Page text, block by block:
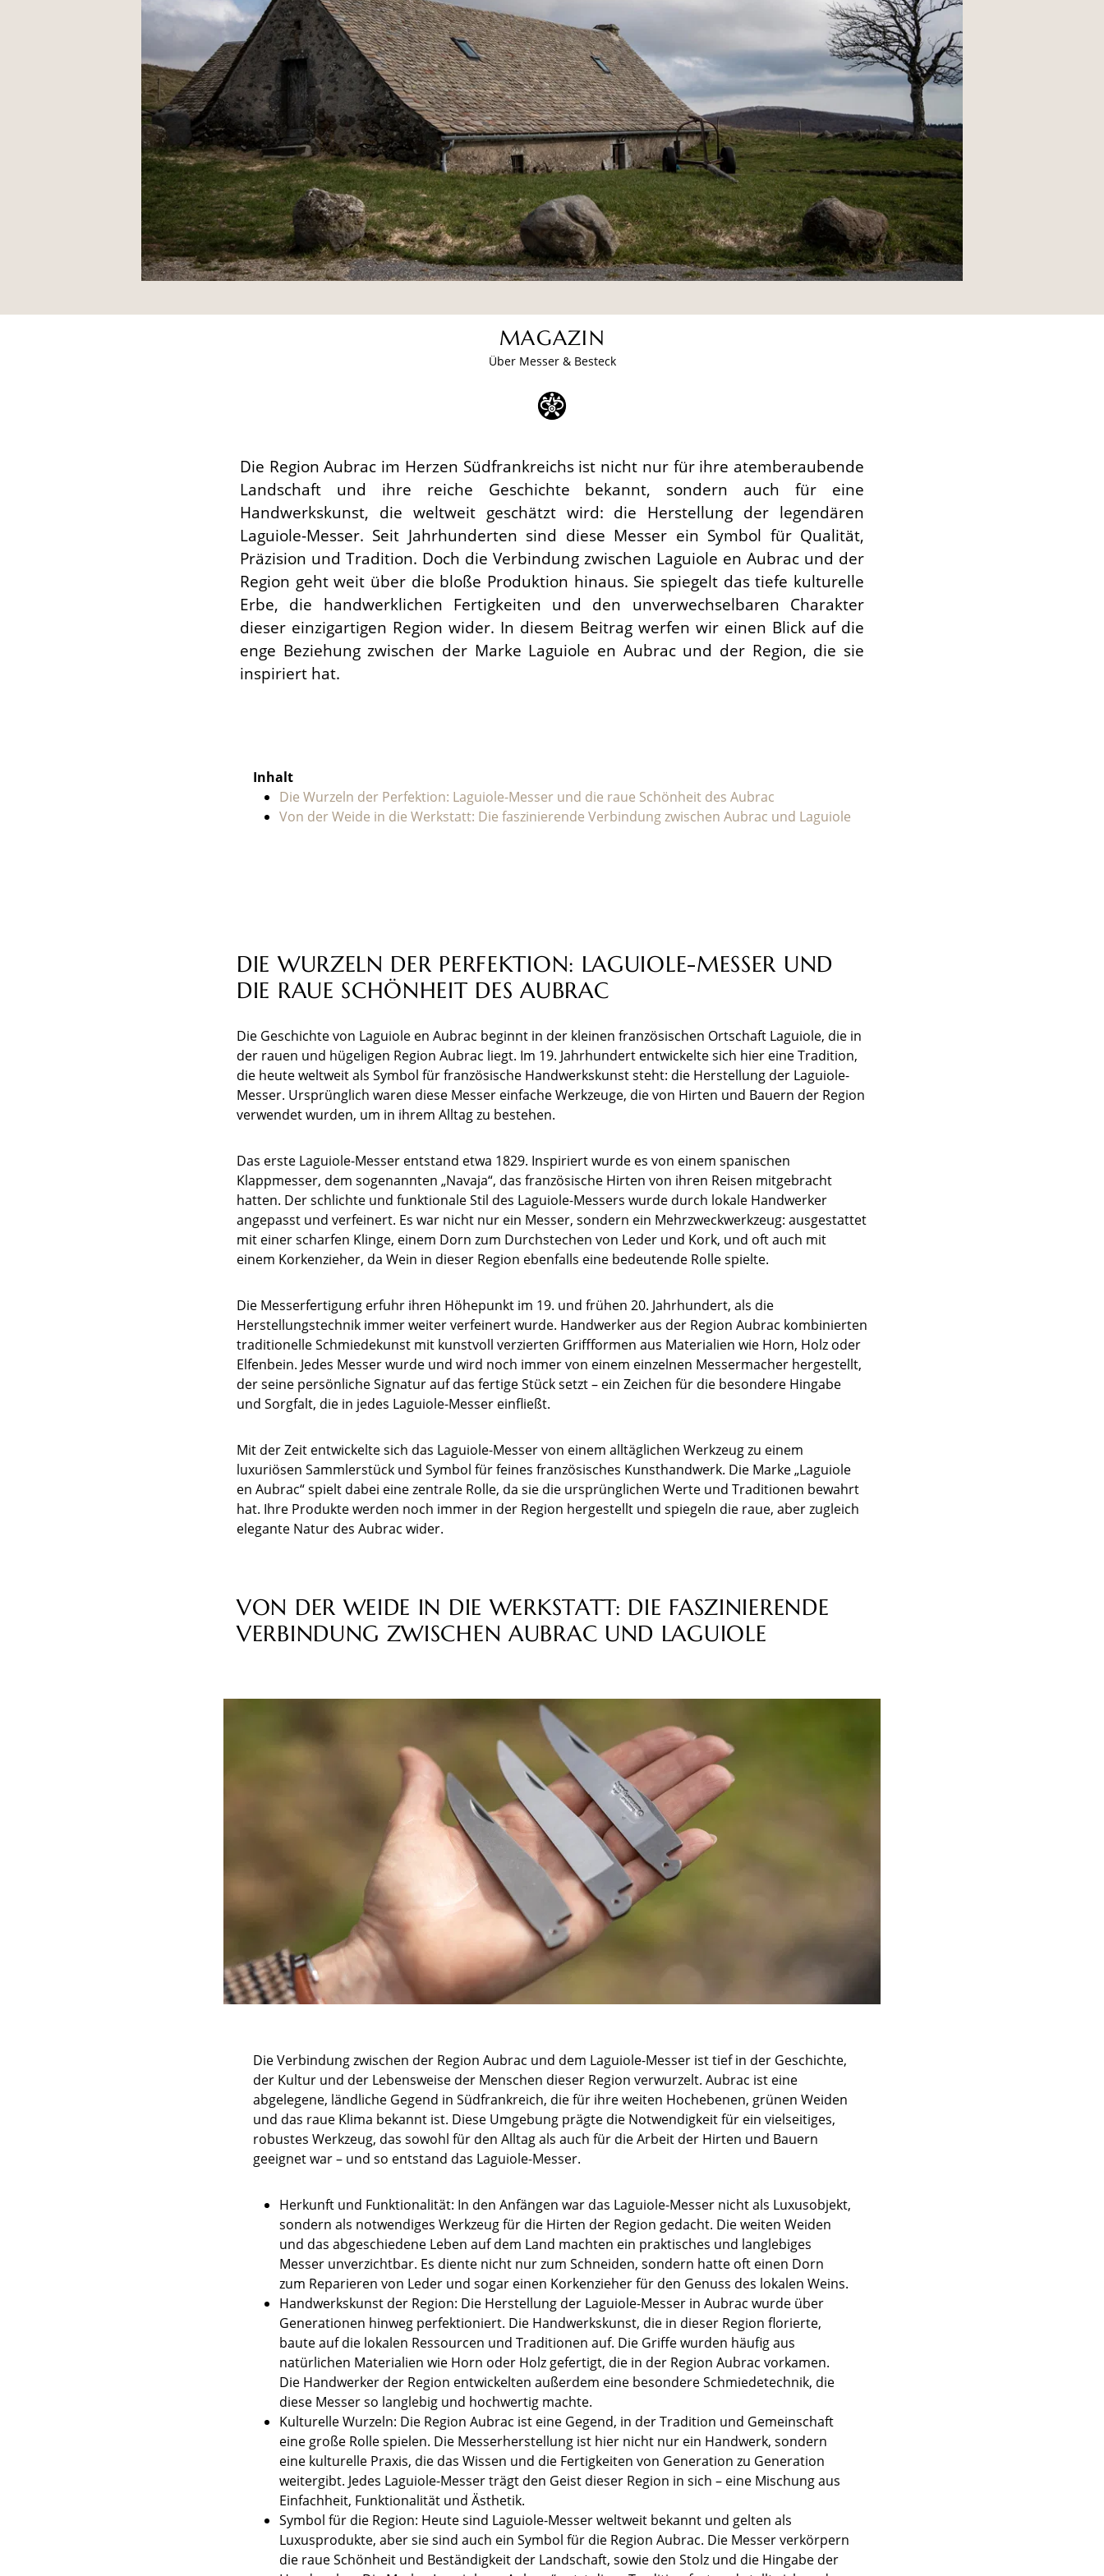
MAGAZIN
Über Messer & Besteck
Die Region Aubrac im Herzen Südfrankreichs ist nicht nur für ihre atemberaubende
Landschaft und ihre reiche Geschichte bekannt, sondern auch für eine
Handwerkskunst, die weltweit geschätzt wird: die Herstellung der legendären
Laguiole-Messer. Seit Jahrhunderten sind diese Messer ein Symbol für Qualität,
Präzision und Tradition. Doch die Verbindung zwischen Laguiole en Aubrac und der
Region geht weit über die bloße Produktion hinaus. Sie spiegelt das tiefe kulturelle
Erbe, die handwerklichen Fertigkeiten und den unverwechselbaren Charakter
dieser einzigartigen Region wider. In diesem Beitrag werfen wir einen Blick auf die
enge Beziehung zwischen der Marke Laguiole en Aubrac und der Region, die sie
inspiriert hat.
Inhalt
Die Wurzeln der Perfektion: Laguiole-Messer und die raue Schönheit des Aubrac
Von der Weide in die Werkstatt: Die faszinierende Verbindung zwischen Aubrac und Laguiole
DIE WURZELN DER PERFEKTION: LAGUIOLE-MESSER UND
DIE RAUE SCHÖNHEIT DES AUBRAC
Die Geschichte von Laguiole en Aubrac beginnt in der kleinen französischen Ortschaft Laguiole, die in
der rauen und hügeligen Region Aubrac liegt. Im 19. Jahrhundert entwickelte sich hier eine Tradition,
die heute weltweit als Symbol für französische Handwerkskunst steht: die Herstellung der Laguiole-
Messer. Ursprünglich waren diese Messer einfache Werkzeuge, die von Hirten und Bauern der Region
verwendet wurden, um in ihrem Alltag zu bestehen.
Das erste Laguiole-Messer entstand etwa 1829. Inspiriert wurde es von einem spanischen
Klappmesser, dem sogenannten „Navaja“, das französische Hirten von ihren Reisen mitgebracht
hatten. Der schlichte und funktionale Stil des Laguiole-Messers wurde durch lokale Handwerker
angepasst und verfeinert. Es war nicht nur ein Messer, sondern ein Mehrzweckwerkzeug: ausgestattet
mit einer scharfen Klinge, einem Dorn zum Durchstechen von Leder und Kork, und oft auch mit
einem Korkenzieher, da Wein in dieser Region ebenfalls eine bedeutende Rolle spielte.
Die Messerfertigung erfuhr ihren Höhepunkt im 19. und frühen 20. Jahrhundert, als die
Herstellungstechnik immer weiter verfeinert wurde. Handwerker aus der Region Aubrac kombinierten
traditionelle Schmiedekunst mit kunstvoll verzierten Griffformen aus Materialien wie Horn, Holz oder
Elfenbein. Jedes Messer wurde und wird noch immer von einem einzelnen Messermacher hergestellt,
der seine persönliche Signatur auf das fertige Stück setzt – ein Zeichen für die besondere Hingabe
und Sorgfalt, die in jedes Laguiole-Messer einfließt.
Mit der Zeit entwickelte sich das Laguiole-Messer von einem alltäglichen Werkzeug zu einem
luxuriösen Sammlerstück und Symbol für feines französisches Kunsthandwerk. Die Marke „Laguiole
en Aubrac“ spielt dabei eine zentrale Rolle, da sie die ursprünglichen Werte und Traditionen bewahrt
hat. Ihre Produkte werden noch immer in der Region hergestellt und spiegeln die raue, aber zugleich
elegante Natur des Aubrac wider.
VON DER WEIDE IN DIE WERKSTATT: DIE FASZINIERENDE
VERBINDUNG ZWISCHEN AUBRAC UND LAGUIOLE
Die Verbindung zwischen der Region Aubrac und dem Laguiole-Messer ist tief in der Geschichte,
der Kultur und der Lebensweise der Menschen dieser Region verwurzelt. Aubrac ist eine
abgelegene, ländliche Gegend in Südfrankreich, die für ihre weiten Hochebenen, grünen Weiden
und das raue Klima bekannt ist. Diese Umgebung prägte die Notwendigkeit für ein vielseitiges,
robustes Werkzeug, das sowohl für den Alltag als auch für die Arbeit der Hirten und Bauern
geeignet war – und so entstand das Laguiole-Messer.
Herkunft und Funktionalität: In den Anfängen war das Laguiole-Messer nicht als Luxusobjekt,
sondern als notwendiges Werkzeug für die Hirten der Region gedacht. Die weiten Weiden
und das abgeschiedene Leben auf dem Land machten ein praktisches und langlebiges
Messer unverzichtbar. Es diente nicht nur zum Schneiden, sondern hatte oft einen Dorn
zum Reparieren von Leder und sogar einen Korkenzieher für den Genuss des lokalen Weins.
Handwerkskunst der Region: Die Herstellung der Laguiole-Messer in Aubrac wurde über
Generationen hinweg perfektioniert. Die Handwerkskunst, die in dieser Region florierte,
baute auf die lokalen Ressourcen und Traditionen auf. Die Griffe wurden häufig aus
natürlichen Materialien wie Horn oder Holz gefertigt, die in der Region Aubrac vorkamen.
Die Handwerker der Region entwickelten außerdem eine besondere Schmiedetechnik, die
diese Messer so langlebig und hochwertig machte.
Kulturelle Wurzeln: Die Region Aubrac ist eine Gegend, in der Tradition und Gemeinschaft
eine große Rolle spielen. Die Messerherstellung ist hier nicht nur ein Handwerk, sondern
eine kulturelle Praxis, die das Wissen und die Fertigkeiten von Generation zu Generation
weitergibt. Jedes Laguiole-Messer trägt den Geist dieser Region in sich – eine Mischung aus
Einfachheit, Funktionalität und Ästhetik.
Symbol für die Region: Heute sind Laguiole-Messer weltweit bekannt und gelten als
Luxusprodukte, aber sie sind auch ein Symbol für die Region Aubrac. Die Messer verkörpern
die raue Schönheit und Beständigkeit der Landschaft, sowie den Stolz und die Hingabe der